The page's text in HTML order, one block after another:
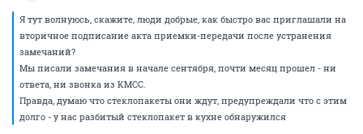
Я тут волнуюсь, скажите, люди добрые, как быстро вас приглашали на
вторичное подписание акта приемки-передачи после устранения
замечаний?
Мы писали замечания в начале сентября, почти месяц прошел - ни
ответа, ни звонка из КМСС.
Правда, думаю что стеклопакеты они ждут, предупреждали что с этим
долго - у нас разбитый стеклопакет в кухне обнаружился